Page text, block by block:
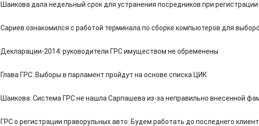
Шаикова дала недельный срок для устранения посредников при
Сариев ознакомился с работой терминала по сборке компьютеров для
Декларации-2014: руководители ГРС имуществом не обременены
Глава ГРС: Выборы в парламент пройдут на основе списка ЦИК
Шаикова: Система ГРС не нашла Сарпашева из-за неправильно внесенной
ГРС о регистрации праворульных авто: Будем работать до последнего